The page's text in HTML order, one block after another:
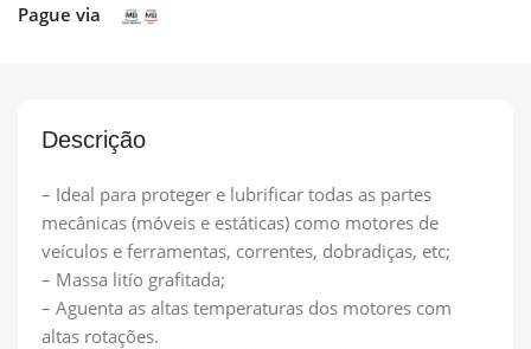
Pague via
Descrição
– Ideal para proteger e lubrificar todas as partes
mecânicas (móveis e estáticas) como motores de
veículos e ferramentas, correntes, dobradiças, etc;
– Massa litío grafitada;
– Aguenta as altas temperaturas dos motores com
altas rotações.